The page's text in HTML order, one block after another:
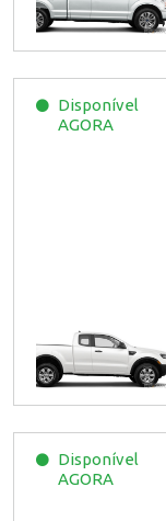
Disponível
AGORA
Disponível
AGORA